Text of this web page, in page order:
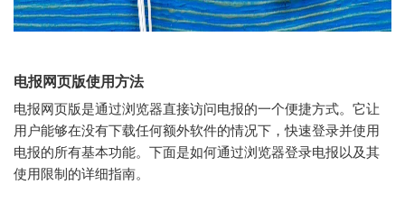
电报网页版使用方法
电报网页版是通过浏览器直接访问电报的一个便捷方式。它让
用户能够在没有下载任何额外软件的情况下，快速登录并使用
电报的所有基本功能。下面是如何通过浏览器登录电报以及其
使用限制的详细指南。